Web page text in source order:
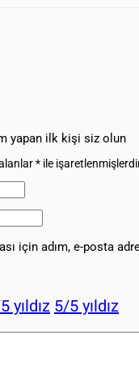
yapan ilk kişi siz olun
* ile
için adım, e-posta
yıldız 5/5 yıldız